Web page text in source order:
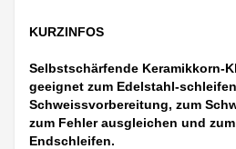
KURZINFOS
Selbstschärfende Keramikkorn-
geeignet zum Edelstahl-
Schweissvorbereitung, zum
zum Fehler ausgleichen und
Endschleifen.